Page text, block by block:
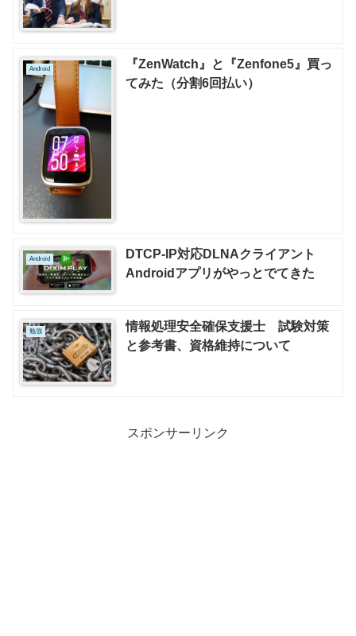
Android
『ZenWatch』と『Zenfone5』買っ
てみた（分割6回払い）
Android
DTCP-IP対応DLNAクライアント
Androidアプリがやっとでてきた
勉強
情報処理安全確保支援士 試験対策
と参考書、資格維持について
スポンサーリンク